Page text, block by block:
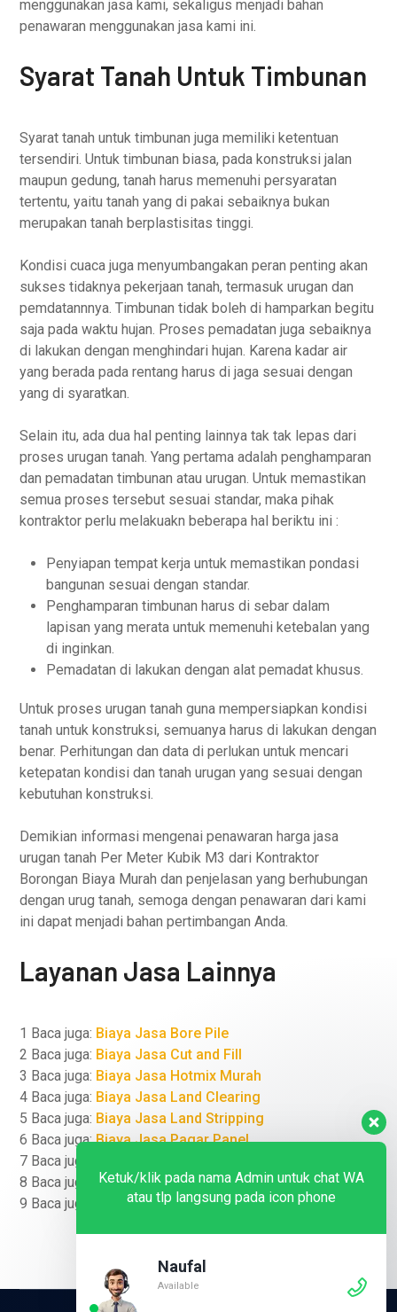
menggunakan jasa kami, sekaligus menjadi bahan
penawaran menggunakan jasa kami ini.
Syarat Tanah Untuk Timbunan
Syarat tanah untuk timbunan juga memiliki ketentuan
tersendiri. Untuk timbunan biasa, pada konstruksi jalan
maupun gedung, tanah harus memenuhi persyaratan
tertentu, yaitu tanah yang di pakai sebaiknya bukan
merupakan tanah berplastisitas tinggi.
Kondisi cuaca juga menyumbangakan peran penting akan
sukses tidaknya pekerjaan tanah, termasuk urugan dan
pemdatannnya. Timbunan tidak boleh di hamparkan begitu
saja pada waktu hujan. Proses pemadatan juga sebaiknya
di lakukan dengan menghindari hujan. Karena kadar air
yang berada pada rentang harus di jaga sesuai dengan
yang di syaratkan.
Selain itu, ada dua hal penting lainnya tak tak lepas dari
proses urugan tanah. Yang pertama adalah penghamparan
dan pemadatan timbunan atau urugan. Untuk memastikan
semua proses tersebut sesuai standar, maka pihak
kontraktor perlu melakuakn beberapa hal beriktu ini :
Penyiapan tempat kerja untuk memastikan pondasi
bangunan sesuai dengan standar.
Penghamparan timbunan harus di sebar dalam
lapisan yang merata untuk memenuhi ketebalan yang
di inginkan.
Pemadatan di lakukan dengan alat pemadat khusus.
Untuk proses urugan tanah guna mempersiapkan kondisi
tanah untuk konstruksi, semuanya harus di lakukan dengan
benar. Perhitungan dan data di perlukan untuk mencari
ketepatan kondisi dan tanah urugan yang sesuai dengan
kebutuhan konstruksi.
Demikian informasi mengenai penawaran harga jasa
urugan tanah Per Meter Kubik M3 dari Kontraktor
Borongan Biaya Murah dan penjelasan yang berhubungan
dengan urug tanah, semoga dengan penawaran dari kami
ini dapat menjadi bahan pertimbangan Anda.
Layanan Jasa Lainnya
1 Baca juga: Biaya Jasa Bore Pile
2 Baca juga: Biaya Jasa Cut and Fill
3 Baca juga: Biaya Jasa Hotmix Murah
4 Baca juga: Biaya Jasa Land Clearing
5 Baca juga: Biaya Jasa Land Stripping
6 Baca juga:Biaya Jasa Pagar Panel
7 Baca juga:
8 Baca juga:
Biaya Jasa Tiang Pancang
9 Baca juga:
Biaya Jasa Urugan Tanah
Ketuk/klik pada nama Admin untuk chat WA
atau tlp langsung pada icon phone
Naufal
Available